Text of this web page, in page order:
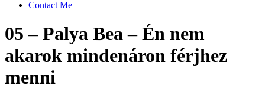
Contact Me
05 – Palya Bea – Én nem
akarok mindenáron férjhez
menni